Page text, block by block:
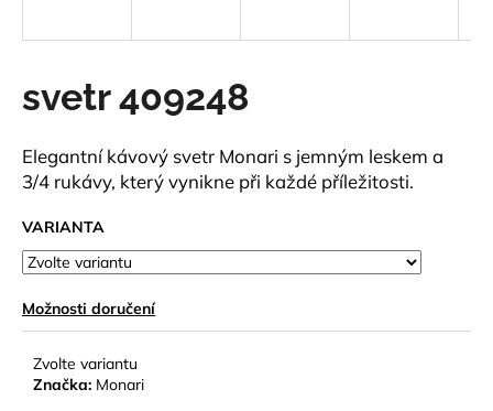
svetr 409248
Elegantní kávový svetr Monari s jemným leskem a
3/4 rukávy, který vynikne při každé příležitosti.
VARIANTA
Možnosti doručení
Zvolte variantu
Značka: Monari
í
t
?
HLEDAT
D
o